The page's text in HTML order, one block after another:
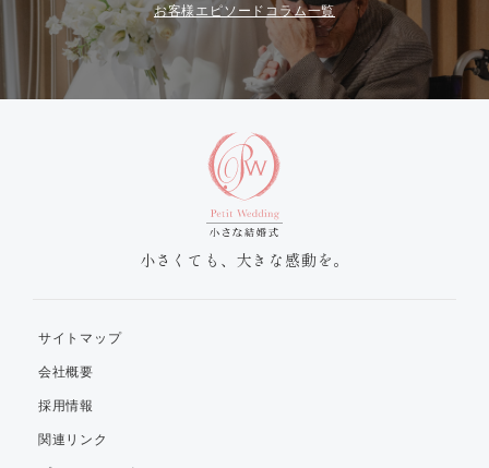
お客様エピソードコラム一覧
小さくても、大きな感動を。
サイトマップ
会社概要
採用情報
関連リンク